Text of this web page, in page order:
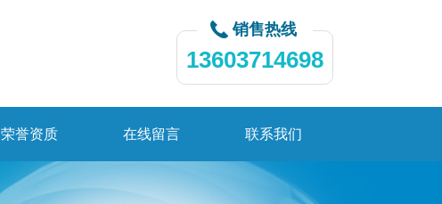
销售热线
13603714698
荣誉资质 在线留言 联系我们